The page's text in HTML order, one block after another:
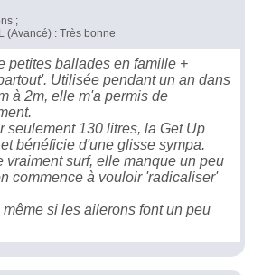
;
(Avancé) : Très bonne
petites ballades en famille +
Utilisée pendant un an dans
à 2m, elle m'a permis de
seulement 130 litres, la Get Up
bénéficie d'une glisse sympa.
vraiment surf, elle manque un peu
commence à vouloir 'radicaliser'
si les ailerons font un peu